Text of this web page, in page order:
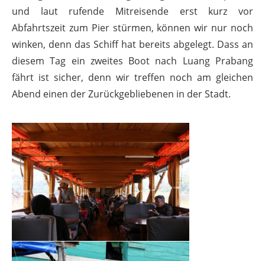
und laut rufende Mitreisende erst kurz vor
Abfahrtszeit zum Pier stürmen, können wir nur noch
winken, denn das Schiff hat bereits abgelegt. Dass an
diesem Tag ein zweites Boot nach Luang Prabang
fährt ist sicher, denn wir treffen noch am gleichen
Abend einen der Zurückgebliebenen in der Stadt.